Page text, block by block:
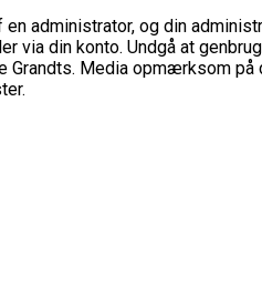
administrator, og din
via din konto. Undgå at
Grandts. Media opmærksom